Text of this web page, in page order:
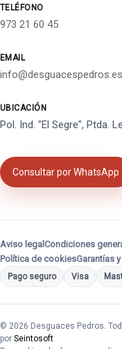
TELÉFONO
973 21 60 45
EMAIL
info@desguacespedros.es
UBICACIÓN
Pol. Ind. "El Segre", Ptda.
Consultar por WhatsApp
Aviso legal Condiciones
Política de cookiesGarantías
Pago seguro Visa
© 2026 Desguaces Pedros.
por Seintosoft